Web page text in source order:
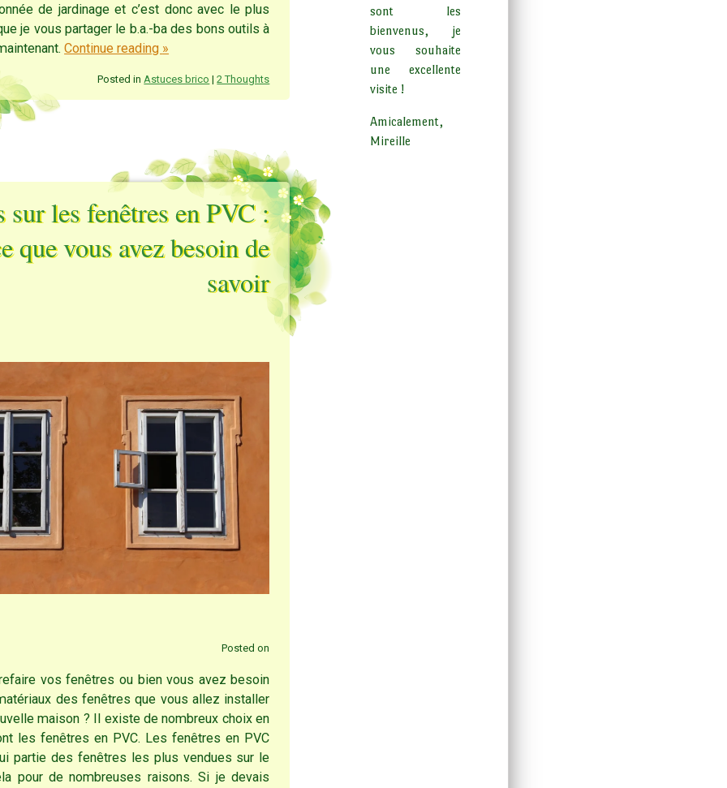
de jardinage et c’est donc avec le plus
je vous partager le b.a.-ba des bons outils à
Continue reading »
Posted in Astuces brico |2 Thoughts
sur les fenêtres en PVC :
que vous avez besoin de
savoir
Posted on
vos fenêtres ou bien vous avez besoin
des fenêtres que vous allez installer
maison ? Il existe de nombreux choix en
les fenêtres en PVC. Les fenêtres en PVC
partie des fenêtres les plus vendues sur le
pour de nombreuses raisons. Si je devais
sont les
bienvenus, je
vous souhaite
une excellente
visite !
Amicalement,
Mireille